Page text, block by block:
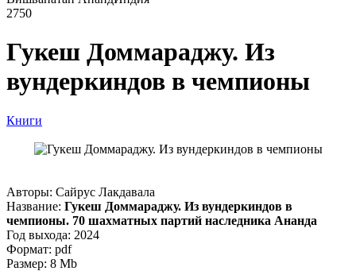
2750
Гукеш Доммараджу. Из
вундеркиндов в чемпионы
Книги
Авторы: Сайрус Лакдавала
Название: Гукеш Доммараджу. Из вундеркиндов в
чемпионы. 70 шахматных партий наследника Ананда
Год выхода: 2024
Формат: pdf
Размер: 8 Mb